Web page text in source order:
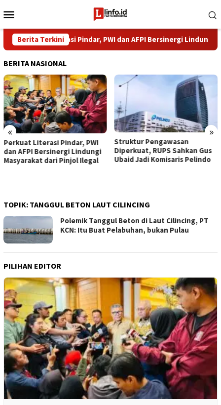
ke
Mobile
Berita Terkini
Perkuat Literasi Pindar, PWI dan AFPI Bersinergi Lindungi
BERITA NASIONAL
« »
Perkuat Literasi Pindar, PWI
dan AFPI Bersinergi Lindungi
Masyarakat dari Pinjol Ilegal
​Struktur Pengawasan
Diperkuat, RUPS Sahkan Gus
Ubaid Jadi Komisaris Pelindo
TOPIK: TANGGUL BETON LAUT CILINCING
Polemik Tanggul Beton di Laut Cilincing, PT
KCN: Itu Buat Pelabuhan, bukan Pulau
PILIHAN EDITOR